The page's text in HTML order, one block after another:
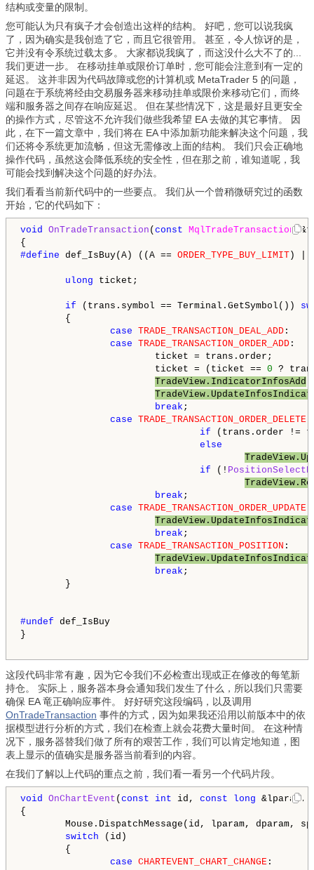
结构或变量的限制。
您可能认为只有疯子才会创造出这样的结构。 好吧，您可以说我疯
了，因为确实是我创造了它，而且它很管用。 甚至，令人惊讶的是，
它并没有令系统过载太多。 大家都说我疯了，而这没什么大不了的...
我们更进一步。 在移动挂单或限价订单时，您可能会注意到有一定的
延迟。 这并非因为代码故障或您的计算机或 MetaTrader 5 的问题，
问题在于系统将经由交易服务器来移动挂单或限价来移动它们，而终
端和服务器之间存在响应延迟。 但在某些情况下，这是最好且更安全
的操作方式，尽管这不允许我们做些我希望 EA 去做的其它事情。 因
此，在下一篇文章中，我们将在 EA 中添加新功能来解决这个问题，我
们还将令系统更加流畅，但这无需修改上面的结构。 我们只会正确地
操作代码，虽然这会降低系统的安全性，但在那之前，谁知道呢，我
可能会找到解决这个问题的好办法。
我们看看当前新代码中的一些要点。 我们从一个曾稍微研究过的函数
开始，它的代码如下：
void OnTradeTransaction ( const MqlTradeTransaction
#define def_IsBuy(A) ((A == ORDER_TYPE_BUY_LIMIT ) ||
ulong ticket;
if (trans.symbol == Terminal.GetSymbol())
{
case TRADE_TRANSACTION_DEAL_ADD :
case TRADE_TRANSACTION_ORDER_ADD :
ticket = trans.order;
ticket = (ticket == 0 ?
TradeView.IndicatorInfosAdd
break ;
case TRADE_TRANSACTION_ORDER_DELETE
if (trans.order !=
else
if (!
break ;
case TRADE_TRANSACTION_ORDER_UPDATE
break ;
case TRADE_TRANSACTION_POSITION :
break ;
}
#undef def_IsBuy
}
这段代码非常有趣，因为它令我们不必检查出现或正在修改的每笔新
持仓。 实际上，服务器本身会通知我们发生了什么，所以我们只需要
确保 EA 竜正确响应事件。 好好研究这段编码，以及调用
OnTradeTransaction 事件的方式，因为如果我还沿用以前版本中的依
据模型进行分析的方式，我们在检查上就会花费大量时间。 在这种情
况下，服务器替我们做了所有的艰苦工作，我们可以肯定地知道，图
表上显示的值确实是服务器当前看到的内容。
在我们了解以上代码的重点之前，我们看一看另一个代码片段。
void OnChartEvent ( const int id, const long &lparam,
{
Mouse.DispatchMessage(id, lparam, dparam,
switch (id)
{
case CHARTEVENT_CHART_CHANGE :